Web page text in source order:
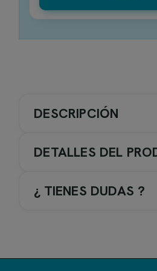
DESCRIPCIÓN
DETALLES DEL
¿ TIENES DUDAS ?